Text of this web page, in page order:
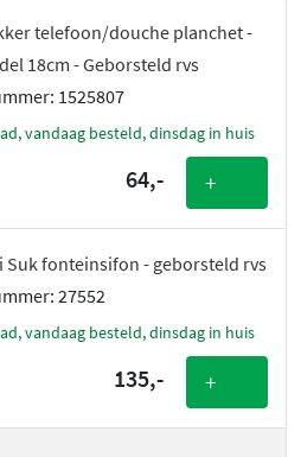
telefoon/douche planchet -
18cm - Geborsteld rvs
1525807
vandaag besteld, dinsdag in huis
64,- +
Suk fonteinsifon - geborsteld rvs
27552
vandaag besteld, dinsdag in huis
135,- +